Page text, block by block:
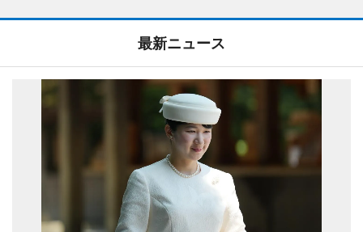
最新ニュース